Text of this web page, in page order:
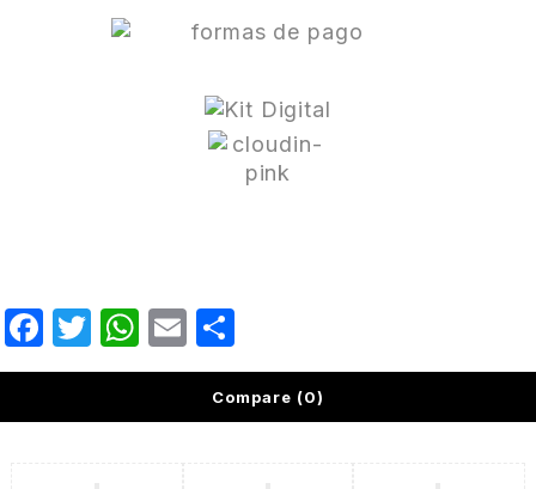
Facebook
Twitter
WhatsApp
Email
Compare (0)